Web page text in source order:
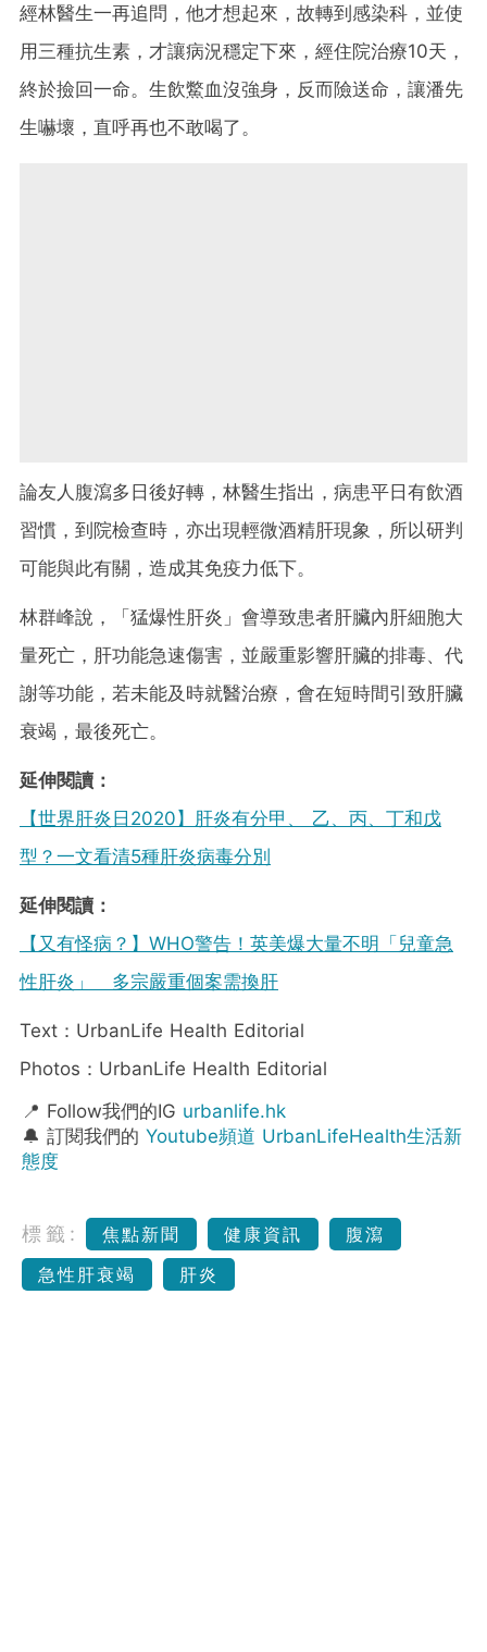
經林醫生一再追問，他才想起來，故轉到感染科，並使
用三種抗生素，才讓病況穩定下來，經住院治療10天，
終於撿回一命。生飲鱉血沒強身，反而險送命，讓潘先
生嚇壞，直呼再也不敢喝了。
論友人腹瀉多日後好轉，林醫生指出，病患平日有飲酒
習慣，到院檢查時，亦出現輕微酒精肝現象，所以研判
可能與此有關，造成其免疫力低下。
林群峰說，「猛爆性肝炎」會導致患者肝臟內肝細胞大
量死亡，肝功能急速傷害，並嚴重影響肝臟的排毒、代
謝等功能，若未能及時就醫治療，會在短時間引致肝臟
衰竭，最後死亡。
延伸閱讀：
【世界肝炎日2020】肝炎有分甲、 乙、丙、丁和戊
型？一文看清5種肝炎病毒分別
延伸閱讀：
【又有怪病？】WHO警告！英美爆大量不明「兒童急
性肝炎」 多宗嚴重個案需換肝
Text：UrbanLife Health Editorial
Photos：UrbanLife Health Editorial
📍 Follow我們的IG urbanlife.hk
🔔 訂閱我們的 Youtube頻道 UrbanLifeHealth生活新
態度
標籤: 焦點新聞 健康資訊
腹瀉
急性肝衰竭
肝炎